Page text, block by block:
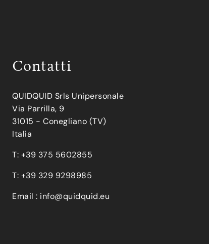
Contatti
QUIDQUID Srls Unipersonale
Via Parrilla, 9
31015 - Conegliano (TV)
Italia
T: +39 375 5602855
T: +39 329 9298985
Email : info@quidquid.eu